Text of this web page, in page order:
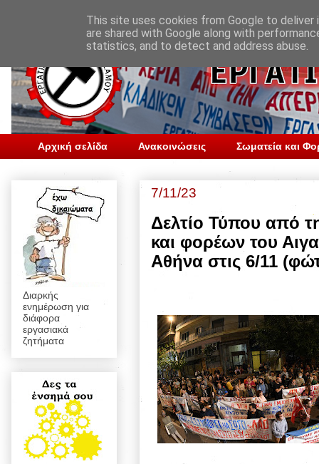
Αρχική σελίδα Ανακοινώσεις Σωματεία και
7/11/23
Δελτίο Τύπου από
και φορέων του
Αθήνα στις 6/11
Διαρκής
ενημέρωση για
διάφορα
εργασιακά
ζητήματα
This site uses cookies from Google to
are shared with Google along with
statistics, and to detect and address abuse.